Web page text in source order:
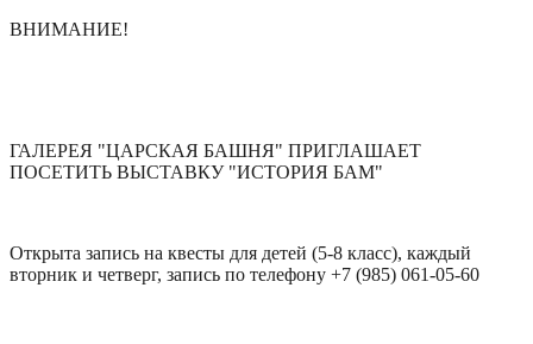
ВНИМАНИЕ!
ГАЛЕРЕЯ "ЦАРСКАЯ БАШНЯ" ПРИГЛАШАЕТ
ПОСЕТИТЬ ВЫСТАВКУ "ИСТОРИЯ БАМ"
Открыта запись на квесты для детей (5-8 класс), каждый
вторник и четверг, запись по телефону +7 (985) 061-05-60